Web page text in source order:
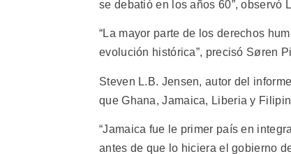
se debatió en los años 60”, observó
“La mayor parte de los derechos
evolución histórica”, precisó Søren
Steven L.B. Jensen, autor del
que Ghana, Jamaica, Liberia y
“Jamaica fue le primer país en
antes de que lo hiciera el gobierno